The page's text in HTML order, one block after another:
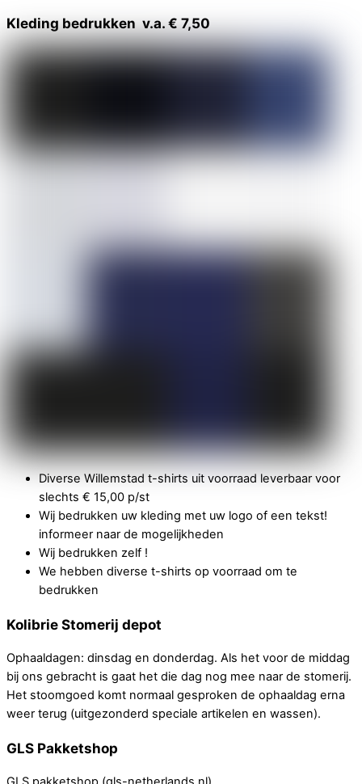
Kleding bedrukken v.a. € 7,50
Diverse Willemstad t-shirts uit voorraad leverbaar voor
slechts € 15,00 p/st
Wij bedrukken uw kleding met uw logo of een tekst!
informeer naar de mogelijkheden
Wij bedrukken zelf !
We hebben diverse t-shirts op voorraad om te
bedrukken
Kolibrie Stomerij depot
Ophaaldagen: dinsdag en donderdag. Als het voor de middag
bij ons gebracht is gaat het die dag nog mee naar de stomerij.
Het stoomgoed komt normaal gesproken de ophaaldag erna
weer terug (uitgezonderd speciale artikelen en wassen).
GLS Pakketshop